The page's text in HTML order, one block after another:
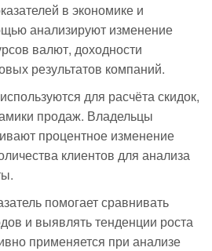
в экономике и
анализируют изменение
валют, доходности
результатов компаний.
для расчёта скидок,
продаж. Владельцы
процентное изменение
клиентов для анализа
помогает сравнивать
и выявлять тенденции роста
применяется при анализе